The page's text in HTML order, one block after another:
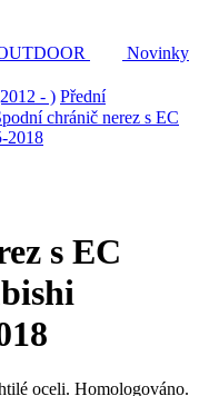
Novinky
- ) Přední
chránič nerez s EC
2018
s EC
oceli. Homologováno.